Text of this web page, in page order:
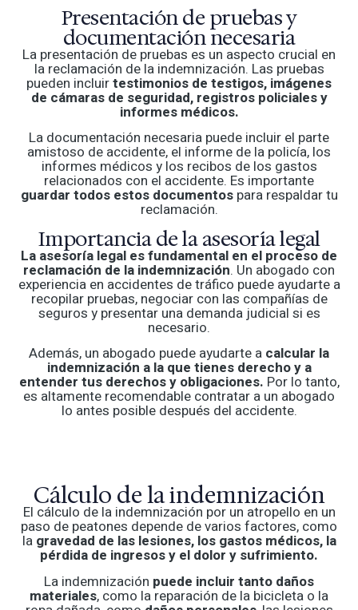
Presentación de pruebas y
documentación necesaria
La presentación de pruebas es un aspecto crucial en
la reclamación de la indemnización. Las pruebas
pueden incluirtestimonios de testigos, imágenes
de cámaras de seguridad, registros policiales y
informes médicos.
La documentación necesaria puede incluir el parte
amistoso de accidente, el informe de la policía, los
informes médicos y los recibos de los gastos
relacionados con el accidente. Es importante
guardar todos estos documentospara respaldar tu
reclamación.
Importancia de la asesoría legal
La asesoría legal es fundamental en el proceso de
reclamación de la indemnización. Un abogado con
experiencia en accidentes de tráfico puede ayudarte a
recopilar pruebas, negociar con las compañías de
seguros y presentar una demanda judicial si es
necesario.
Además, un abogado puede ayudarte a calcular la
indemnización a la que tienes derecho y a
entender tus derechos y obligaciones. Por lo tanto,
es altamente recomendable contratar a un abogado
lo antes posible después del accidente.
Cálculo de la indemnización
El cálculo de la indemnización por un atropello en un
paso de peatones depende de varios factores, como
la gravedad de las lesiones, los gastos médicos, la
pérdida de ingresos y el dolor y sufrimiento.
La indemnización puede incluir tanto daños
materiales, como la reparación de la bicicleta o la